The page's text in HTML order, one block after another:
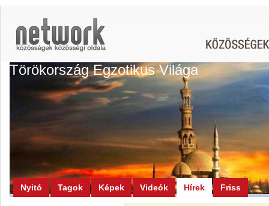
Törökország Egzotikus Világa
Nyitó Tagok Képek Videók Hírek Friss